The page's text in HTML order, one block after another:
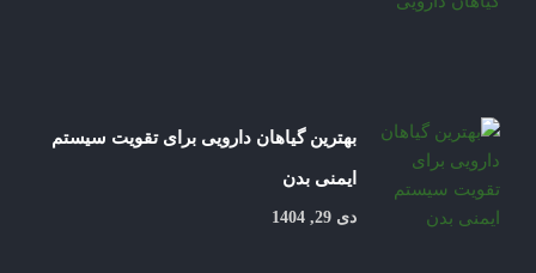
بهترین گیاهان دارویی برای تقویت سیستم
ایمنی بدن
دی 29, 1404